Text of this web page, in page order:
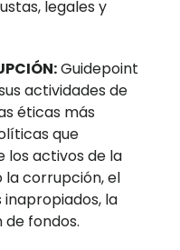
legales y
Guidepoint
actividades de
éticas más
que
los activos de la
corrupción, el
la
fondos.